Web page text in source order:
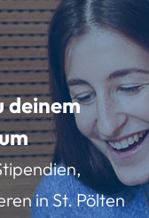
deinem
in St. Pölten